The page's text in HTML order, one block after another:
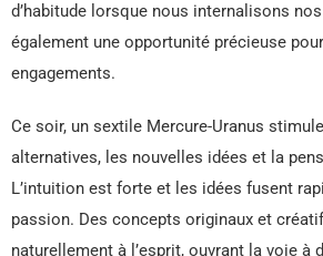
d’habitude lorsque nous internalisons
également une opportunité précieuse
engagements.
Ce soir, un sextile Mercure-Uranus
alternatives, les nouvelles idées et la
L’intuition est forte et les idées fusent
passion. Des concepts originaux et
naturellement à l’esprit, ouvrant la voie à